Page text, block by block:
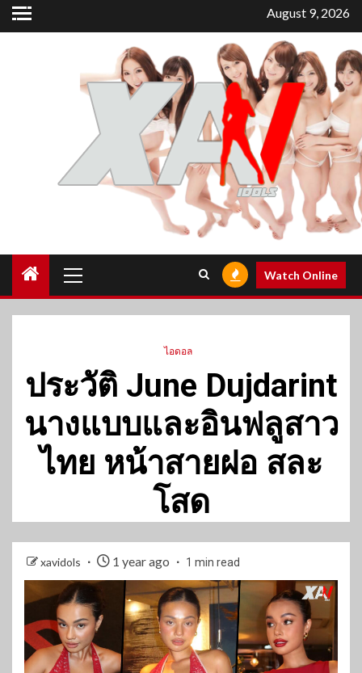
Skip
to
August 9, 2026
Menu
Watch Online
ไอดอล
ประวัติ June Dujdarint
นางแบบและอินฟลูสาว
ไทย หน้าสายฝอ สละ
โสด
xavidols 1 year ago 1 min read